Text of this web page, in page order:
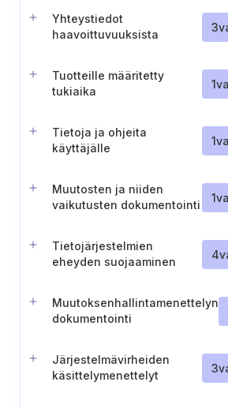
Yhteystiedot
haavoittuvuuksista
3
Tuotteille määritetty
tukiaika
1
Tietoja ja ohjeita
käyttäjälle
1
Muutosten ja niiden
vaikutusten dokumentointi
1
Tietojärjestelmien
eheyden suojaaminen
4
Muutoksenhallintamenettelyn
dokumentointi
Järjestelmävirheiden
käsittelymenettelyt
3